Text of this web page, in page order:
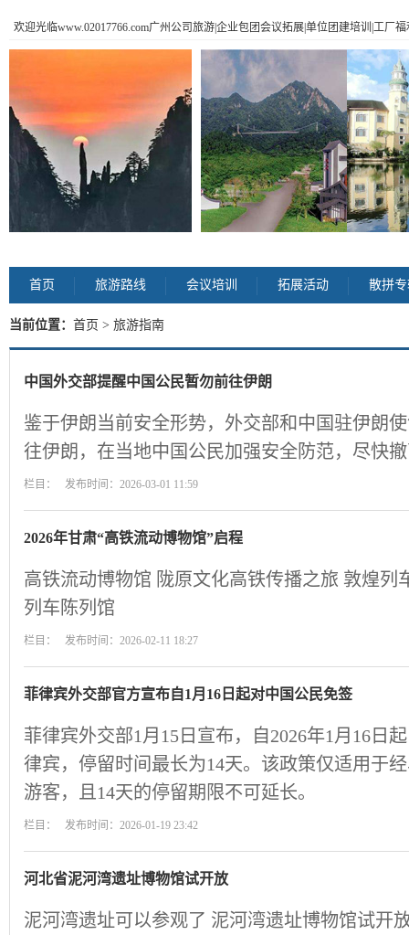
欢迎光临www.02017766.com广州公司旅游|企业包团会议拓展|单位团建培训|工厂
首页 旅游路线 会议培训 拓展活动 散拼
当前位置： 首页 > 旅游指南
中国外交部提醒中国公民暂勿前往伊朗
鉴于伊朗当前安全形势，外交部和中国驻伊朗
往伊朗，在当地中国公民加强安全防范，尽快
栏目： 发布时间：2026-03-01 11:59
2026年甘肃“高铁流动博物馆”启程
高铁流动博物馆 陇原文化高铁传播之旅 敦煌列
列车陈列馆
栏目： 发布时间：2026-02-11 18:27
菲律宾外交部官方宣布自1月16日起对中国公民免签
菲律宾外交部1月15日宣布，自2026年1月16日
律宾，停留时间最长为14天。该政策仅适用于
游客，且14天的停留期限不可延长。
栏目： 发布时间：2026-01-19 23:42
河北省泥河湾遗址博物馆试开放
泥河湾遗址可以参观了 泥河湾遗址博物馆试开